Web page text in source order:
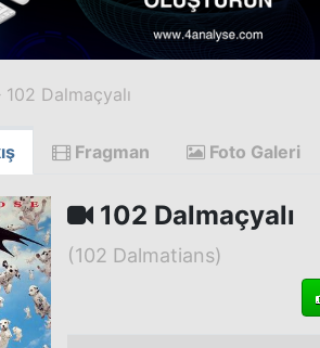
102 Dalmaçyalı
Fragman Foto Galeri
102 Dalmaçyalı
(102 Dalmatians)